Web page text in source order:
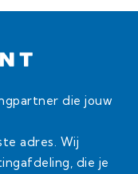
die jouw
adres. Wij
die je